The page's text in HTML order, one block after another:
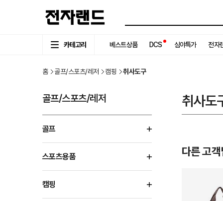
카테고리 베스트상품 DCS 심야특가 전자
홈 골프/스포츠/레저 캠핑 취사도구
골프/스포츠/레저
골프
스포츠용품
캠핑
취사도
다른 고